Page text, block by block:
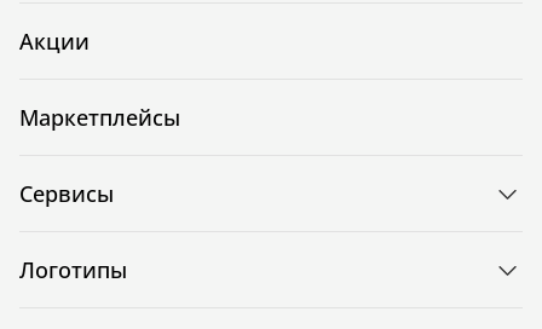
Акции
Маркетплейсы
Сервисы
Логотипы